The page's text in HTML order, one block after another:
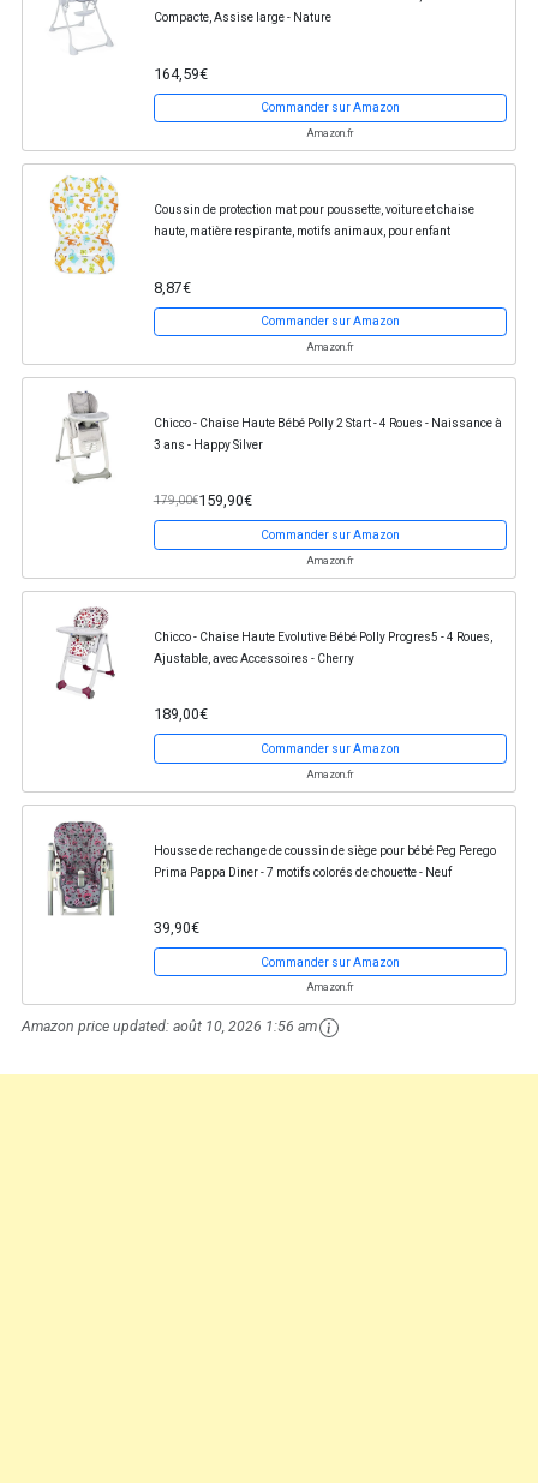
Compacte, Assise large - Nature
164,59€
Commander sur Amazon
Amazon.fr
Coussin de protection mat pour poussette, voiture et chaise
haute, matière respirante, motifs animaux, pour enfant
8,87€
Commander sur Amazon
Amazon.fr
Chicco - Chaise Haute Bébé Polly 2 Start - 4 Roues - Naissance à
3 ans - Happy Silver
179,00€159,90€
Commander sur Amazon
Amazon.fr
Chicco - Chaise Haute Evolutive Bébé Polly Progres5 - 4 Roues,
Ajustable, avec Accessoires - Cherry
189,00€
Commander sur Amazon
Amazon.fr
Housse de rechange de coussin de siège pour bébé Peg Perego
Prima Pappa Diner - 7 motifs colorés de chouette - Neuf
39,90€
Commander sur Amazon
Amazon.fr
Amazon price updated: août 10, 2026 1:56 am